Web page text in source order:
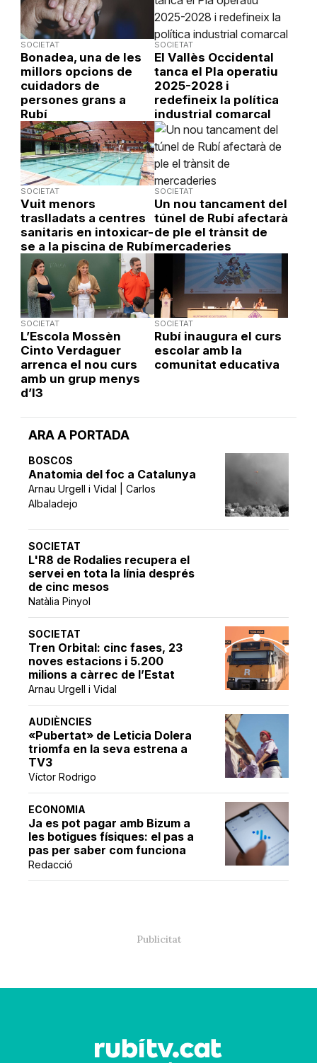
ARA A PORTADA
BOSCOS
Anatomia del foc a Catalunya
Arnau Urgell i Vidal | Carlos
Albaladejo
SOCIETAT
L'R8 de Rodalies recupera el
servei en tota la línia després
de cinc mesos
Natàlia Pinyol
SOCIETAT
Tren Orbital: cinc fases, 23
noves estacions i 5.200
milions a càrrec de l’Estat
Arnau Urgell i Vidal
AUDIÈNCIES
«Pubertat» de Leticia Dolera
triomfa en la seva estrena a
TV3
Víctor Rodrigo
ECONOMIA
Ja es pot pagar amb Bizum a
les botigues físiques: el pas a
pas per saber com funciona
Redacció
SOCIETAT
Bonadea, una de les
millors opcions de
cuidadors de
persones grans a
Rubí
SOCIETAT
El Vallès Occidental
tanca el Pla operatiu
2025-2028 i
redefineix la política
industrial comarcal
SOCIETAT
Vuit menors
traslladats a centres
sanitaris en intoxicar-
se a la piscina de Rubí
SOCIETAT
Un nou tancament del
túnel de Rubí afectarà
de ple el trànsit de
mercaderies
SOCIETAT
L’Escola Mossèn
Cinto Verdaguer
arrenca el nou curs
amb un grup menys
d’I3
SOCIETAT
Rubí inaugura el curs
escolar amb la
comunitat educativa